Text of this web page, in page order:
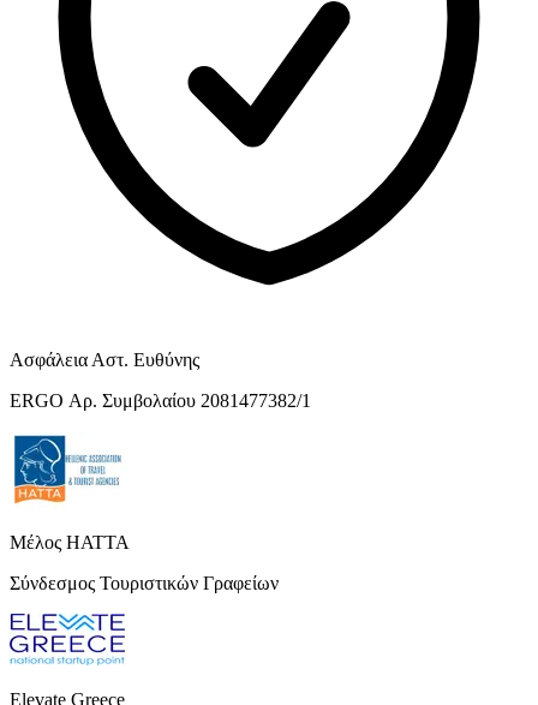
Ασφάλεια Αστ. Ευθύνης
ERGO Αρ. Συμβολαίου 2081477382/1
Μέλος HATTA
Σύνδεσμος Τουριστικών Γραφείων
Elevate Greece